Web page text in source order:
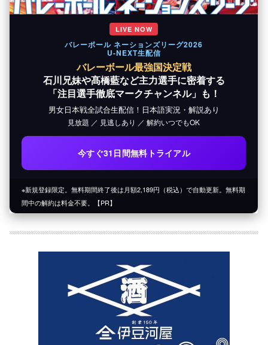
LIVE NOW
バレーボール ネーションズリーグ2026
U-NEXT生配信
バレーボール最強国決定戦
石川兄妹や髙橋藍など主力選手に密着する
「注目選手徹底マークチャンネル」も！
男女日本戦全試合生配信！日本語実況・解説あり
見放題 ／ 見逃しあり ／ 解約いつでもOK
今すぐ31日間無料トライアル
※新規登録限定。無料期間終了後は月額2,189円（税込）で自動更新。無料期
間中の解約は料金不要。【PR】